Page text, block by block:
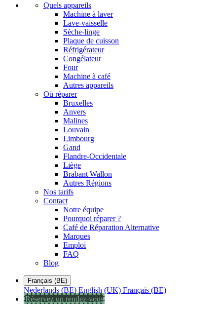
Quels appareils
Machine à laver
Lave-vaisselle
Sèche-linge
Plaque de cuisson
Réfrigérateur
Congélateur
Four
Machine à café
Autres appareils
Où réparer
Bruxelles
Anvers
Malines
Louvain
Limbourg
Gand
Flandre-Occidentale
Liège
Brabant Wallon
Autres Régions
Nos tarifs
Contact
Notre équipe
Pourquoi réparer ?
Café de Réparation Alternative
Marques
Emploi
FAQ
Blog
Français (BE)
Nederlands (BE) English (UK) Français (BE)
Réservez un rendez-vous